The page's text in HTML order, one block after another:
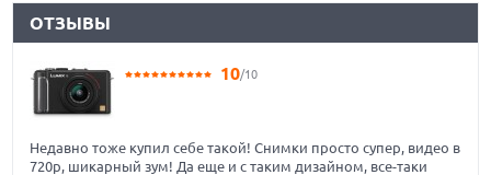
ОТЗЫВЫ
10/10
Недавно тоже купил себе такой! Снимки просто супер, видео в
720p, шикарный зум! Да еще и с таким дизайном, все-таки